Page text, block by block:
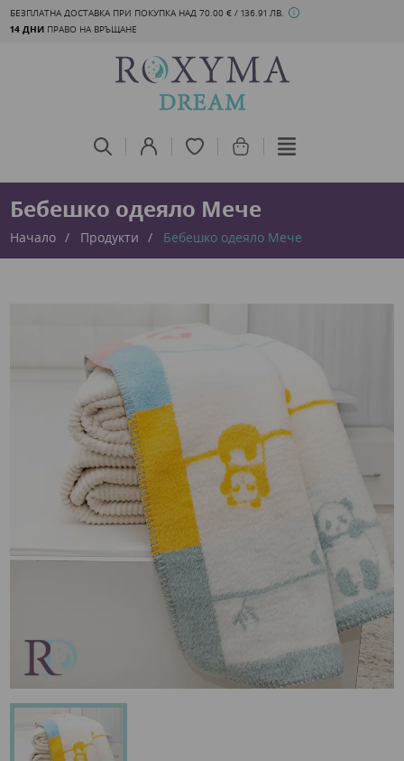
БЕЗПЛАТНА ДОСТАВКА ПРИ ПОКУПКА НАД 70.00 € / 136.91 ЛВ.
14 ДНИ ПРАВО НА ВРЪЩАНЕ
Бебешко одеяло Мече
Начало Продукти Бебешко одеяло Мече